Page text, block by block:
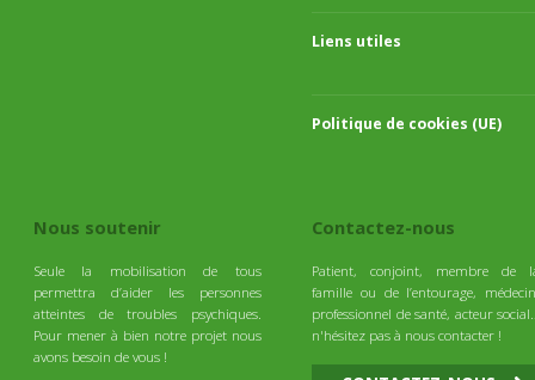
Liens utiles
Politique de cookies (UE)
Nous soutenir
Seule la mobilisation de tous
permettra d’aider les personnes
atteintes de troubles psychiques.
Pour mener à bien notre projet nous
avons besoin de vous !
Contactez-nous
Patient, conjoint, membre de
famille ou de l’entourage,
professionnel de santé, acteur
n'hésitez pas à nous contacter !